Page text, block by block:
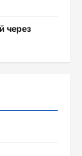
через